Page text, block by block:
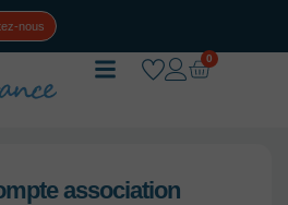
nous
0
association